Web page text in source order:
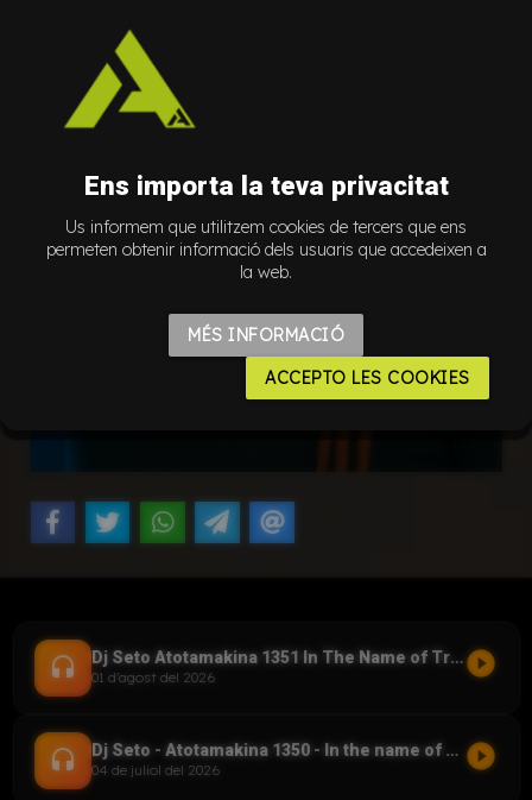
headset Dj Seto Atotamakina 1351 In The Name of Trance 01082026
01 d'agost del 2026 play_circle_filled
headset Dj Seto - Atotamakina 1350 - In the name of Trance - 04072026
04 de juliol del 2026 play_circle_filled
Ens importa la teva privacitat
Us informem que utilitzem cookies de tercers que ens
permeten obtenir informació dels usuaris que accedeixen a
la web.
MÉS INFORMACIÓ
ACCEPTO LES COOKIES